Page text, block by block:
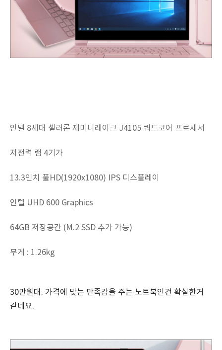
인텔 8세대 셀러론 제미니레이크 J4105 쿼드코어 프로세서
저전력 램 4기가
13.3인치 풀HD(1920x1080) IPS 디스플레이
인텔 UHD 600 Graphics
64GB 저장공간 (M.2 SSD 추가 가능)
무게 : 1.26kg
30만원대. 가격에 맞는 만족감을 주는 노트북인건 확실한거
같네요.